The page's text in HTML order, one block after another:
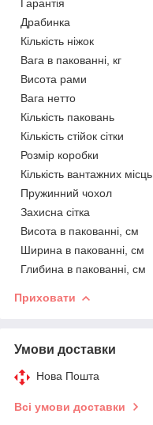
Гарантія
Драбинка
Кількість ніжок
Вага в пакованні, кг
Висота рами
Вага нетто
Кількість паковань
Кількість стійок сітки
Розмір коробки
Кількість вантажних місць
Пружинний чохол
Захисна сітка
Висота в пакованні, см
Ширина в пакованні, см
Глибина в пакованні, см
Приховати
Умови доставки
Нова Пошта
Всі умови доставки